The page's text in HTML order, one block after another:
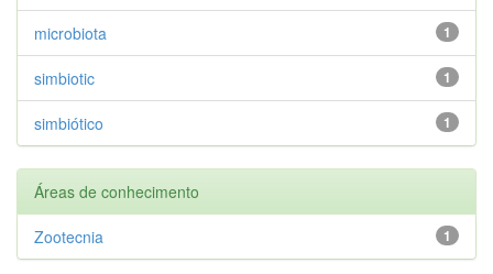
1
microbiota
1
simbiotic
1
simbiótico
Áreas de conhecimento
1
Zootecnia